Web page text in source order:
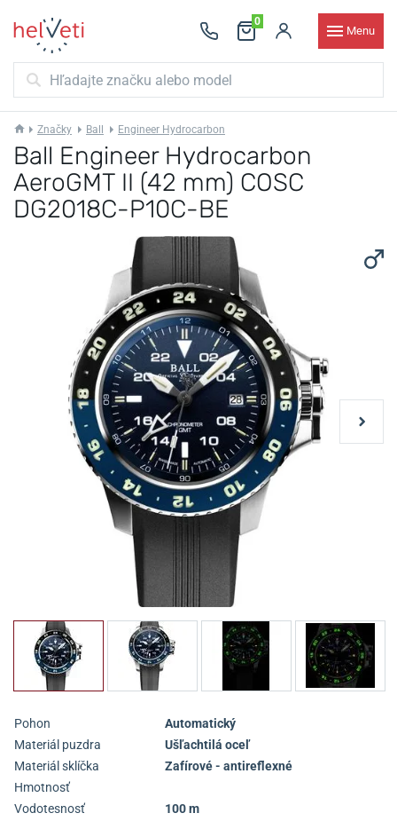
0
Menu
Značky Ball Engineer Hydrocarbon
Ball Engineer Hydrocarbon
AeroGMT II (42 mm) COSC
DG2018C-P10C-BE
Pohon
Automatický
Materiál puzdra
Ušľachtilá oceľ
Materiál sklíčka
Zafírové - antireflexné
Hmotnosť
Vodotesnosť
100 m